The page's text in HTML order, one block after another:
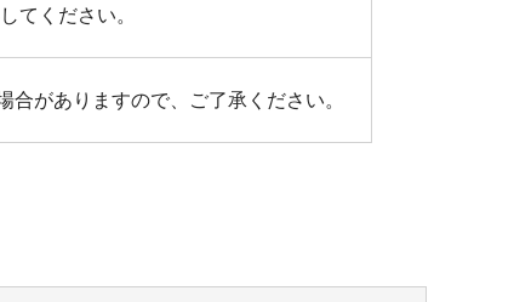
てください。
がありますので、ご了承ください。